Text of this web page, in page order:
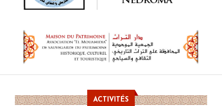
ACTIVITÉS